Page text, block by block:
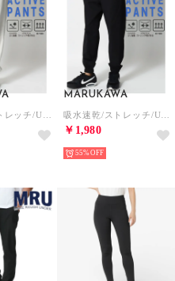
MARUKAWA
￥1,980
55%